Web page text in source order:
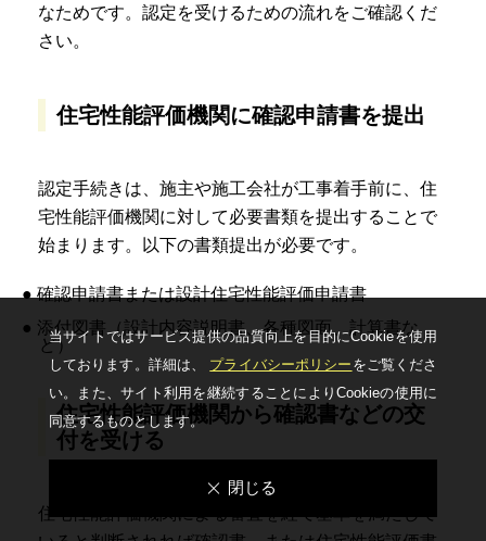
なためです。認定を受けるための流れをご確認くだ
さい。
住宅性能評価機関に確認申請書を提出
認定手続きは、施主や施工会社が工事着手前に、住
宅性能評価機関に対して必要書類を提出することで
始まります。以下の書類提出が必要です。
● 確認申請書または設計住宅性能評価申請書
● 添付図書（設計内容説明書、各種図面、計算書な
ど）
住宅性能評価機関から確認書などの交
付を受ける
住宅性能評価機関による審査を経て基準を満たして
当サイトではサービス提供の品質向上を⽬的にCookieを使⽤
しております。詳細は、 プライバシーポリシー をご覧くださ
い。
また、サイト利⽤を継続することによりCookieの使⽤に
同意するものとします。
閉じる